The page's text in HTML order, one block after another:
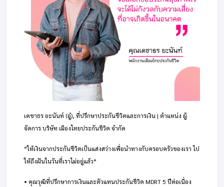
เดชาธร ยะนันท์ (อู๋), ที่ปรึกษาประกันชีวิตและการเงิน | ตำแหน่ง ผู้
จัดการ บริษัท เมืองไทยประกันชีวิต จำกัด
“ให้เงินจากประกันชีวิตเป็นแสงสว่างเพื่อนำทางกับครอบครัวของเรา ไป
ให้ถึงฝันในวันที่เราไม่อยู่แล้ว”
• คุณวุฒิที่ปรึกษาการเงินและตัวแทนประกันชีวิต MDRT 5 ปีต่อเนื่อง